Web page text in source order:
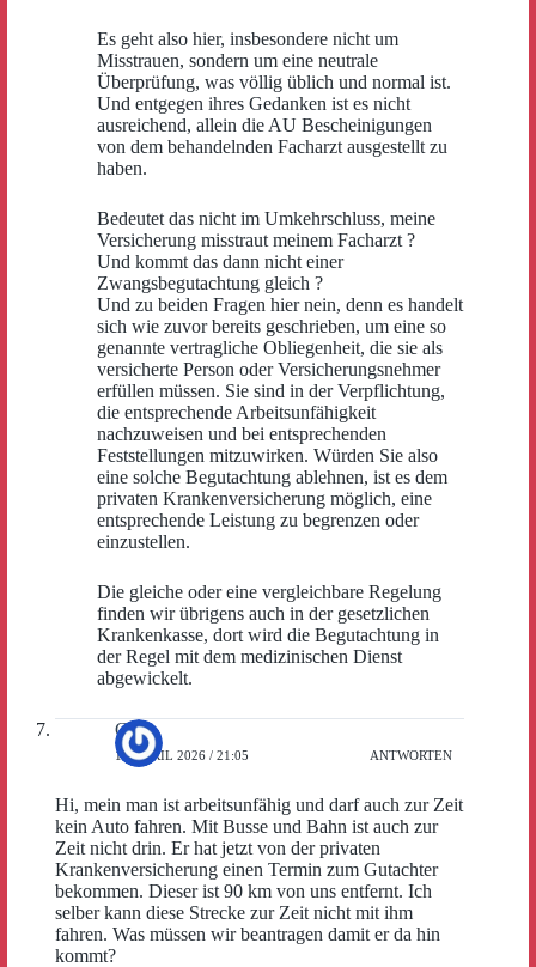
Es geht also hier, insbesondere nicht um
Misstrauen, sondern um eine neutrale
Überprüfung, was völlig üblich und normal ist.
Und entgegen ihres Gedanken ist es nicht
ausreichend, allein die AU Bescheinigungen
von dem behandelnden Facharzt ausgestellt zu
haben.
Bedeutet das nicht im Umkehrschluss, meine
Versicherung misstraut meinem Facharzt ?
Und kommt das dann nicht einer
Zwangsbegutachtung gleich ?
Und zu beiden Fragen hier nein, denn es handelt
sich wie zuvor bereits geschrieben, um eine so
genannte vertragliche Obliegenheit, die sie als
versicherte Person oder Versicherungsnehmer
erfüllen müssen. Sie sind in der Verpflichtung,
die entsprechende Arbeitsunfähigkeit
nachzuweisen und bei entsprechenden
Feststellungen mitzuwirken. Würden Sie also
eine solche Begutachtung ablehnen, ist es dem
privaten Krankenversicherung möglich, eine
entsprechende Leistung zu begrenzen oder
einzustellen.
Die gleiche oder eine vergleichbare Regelung
finden wir übrigens auch in der gesetzlichen
Krankenkasse, dort wird die Begutachtung in
der Regel mit dem medizinischen Dienst
abgewickelt.
Gilla
14. APRIL 2026 / 21:05 ANTWORTEN
Hi, mein man ist arbeitsunfähig und darf auch zur Zeit
kein Auto fahren. Mit Busse und Bahn ist auch zur
Zeit nicht drin. Er hat jetzt von der privaten
Krankenversicherung einen Termin zum Gutachter
bekommen. Dieser ist 90 km von uns entfernt. Ich
selber kann diese Strecke zur Zeit nicht mit ihm
fahren. Was müssen wir beantragen damit er da hin
kommt?